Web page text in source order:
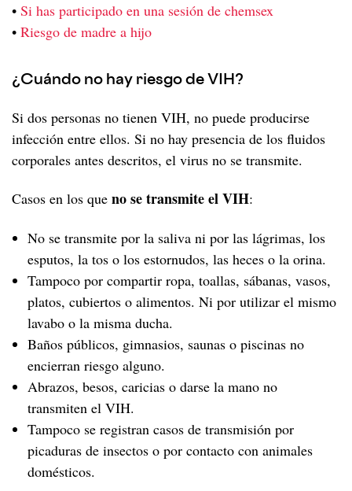
• Si has participado en una sesión de chemsex
• Riesgo de madre a hijo
¿Cuándo no hay riesgo de VIH?
Si dos personas no tienen VIH, no puede producirse
infección entre ellos. Si no hay presencia de los fluidos
corporales antes descritos, el virus no se transmite.
Casos en los que no se transmite el VIH:
No se transmite por la saliva ni por las lágrimas, los
esputos, la tos o los estornudos, las heces o la orina.
Tampoco por compartir ropa, toallas, sábanas, vasos,
platos, cubiertos o alimentos. Ni por utilizar el mismo
lavabo o la misma ducha.
Baños públicos, gimnasios, saunas o piscinas no
encierran riesgo alguno.
Abrazos, besos, caricias o darse la mano no
transmiten el VIH.
Tampoco se registran casos de transmisión por
picaduras de insectos o por contacto con animales
domésticos.